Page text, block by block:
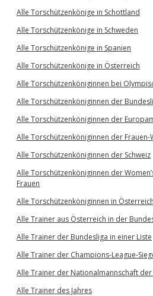
Alle Torschützenkönige in Schottland
Alle Torschützenkönige in Schweden
Alle Torschützenkönige in Spanien
Alle Torschützenkönige in Österreich
Alle Torschützenköniginnen bei
Alle Torschützenköniginnen der
Alle Torschützenköniginnen der
Alle Torschützenköniginnen der Frauen-
Alle Torschützenköniginnen der Schweiz
Alle Torschützenköniginnen der
Frauen
Alle Torschützenköniginnen in Österreich
Alle Trainer aus Österreich in der
Alle Trainer der Bundesliga in einer Liste
Alle Trainer der Champions-League-
Alle Trainer der Nationalmannschaft der
Alle Trainer des Jahres